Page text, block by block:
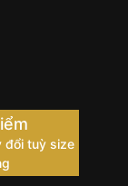
đổi tuỳ size